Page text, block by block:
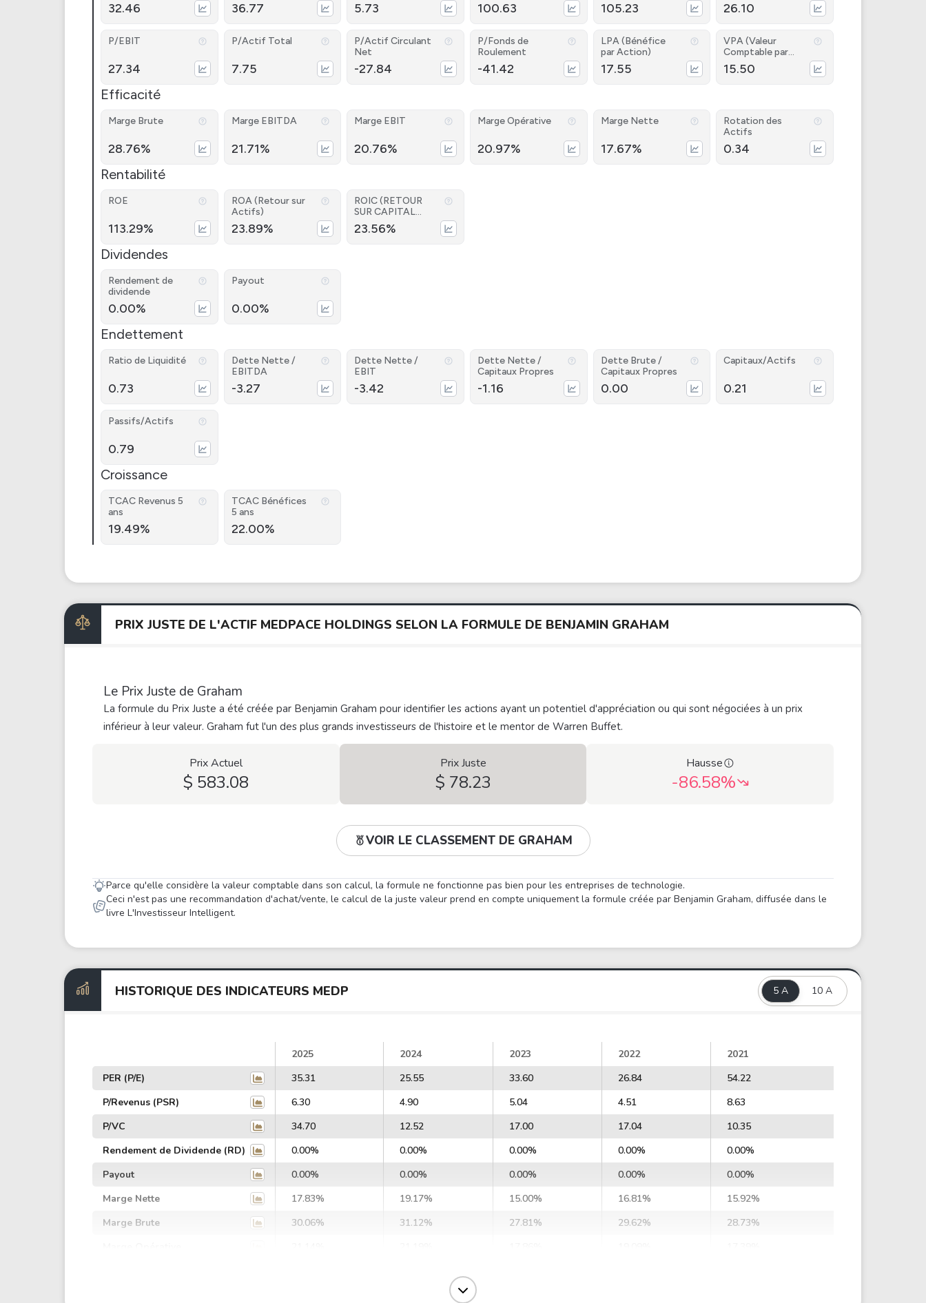
32.46 36.77 5.73 100.63 105.23 26.10
P/EBIT
27.34
P/Actif Total
7.75
P/Actif Circulant
Net
-27.84
P/Fonds de
Roulement
-41.42
LPA (Bénéfice
par Action)
17.55
VPA (Valeur
Comptable par
Action)
15.50
Efficacité
Marge Brute
28.76%
Marge EBITDA
21.71%
Marge EBIT
20.76%
Marge Opérative
20.97%
Marge Nette
17.67%
Rotation des
Actifs
0.34
Rentabilité
ROE
113.29%
ROA (Retour sur
Actifs)
23.89%
ROIC (RETOUR
SUR CAPITAL
INVESTI)
23.56%
Dividendes
Rendement de
dividende
0.00%
Payout
0.00%
Endettement
Ratio de Liquidité
0.73
Dette Nette /
EBITDA
-3.27
Dette Nette /
EBIT
-3.42
Dette Nette /
Capitaux Propres
-1.16
Dette Brute /
Capitaux Propres
0.00
Capitaux/Actifs
0.21
Passifs/Actifs
0.79
Croissance
TCAC Revenus 5
ans
19.49%
TCAC Bénéfices
5 ans
22.00%
PRIX JUSTE DE L'ACTIF MEDPACE HOLDINGS SELON LA FORMULE DE BENJAMIN GRAHAM
Le Prix Juste de Graham
La formule du Prix Juste a été créée par Benjamin Graham pour identifier les actions ayant un potentiel d'appréciation ou qui sont négociées à un prix
inférieur à leur valeur. Graham fut l'un des plus grands investisseurs de l'histoire et le mentor de Warren Buffet.
Prix Actuel
$ 583.08
Prix Juste
$ 78.23
Hausse
-86.58%
VOIR LE CLASSEMENT DE GRAHAM
Parce qu'elle considère la valeur comptable dans son calcul, la formule ne fonctionne pas bien pour les entreprises de technologie.
Ceci n'est pas une recommandation d'achat/vente, le calcul de la juste valeur prend en compte uniquement la formule créée par Benjamin Graham, diffusée dans le
livre L'Investisseur Intelligent.
HISTORIQUE DES INDICATEURS MEDP 5 A 10 A
2025 2024 2023 2022
2021
PER (P/E)
35.31 25.55 33.60 26.84
54.22
P/Revenus (PSR)
6.30 4.90 5.04 4.51
8.63
P/VC
34.70 12.52 17.00 17.04
10.35
Rendement de Dividende (RD)
0.00% 0.00% 0.00% 0.00%
0.00%
Payout
0.00% 0.00% 0.00% 0.00%
0.00%
Marge Nette
17.83% 19.17% 15.00% 16.81%
15.92%
Marge Brute
30.06% 31.12% 27.81% 29.62%
28.73%